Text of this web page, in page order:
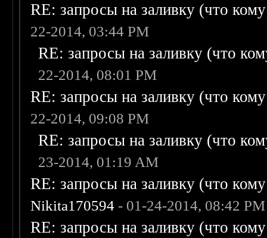
RE: запросы на заливку (что
22-2014, 03:44 PM
RE: запросы на заливку (что
22-2014, 08:01 PM
RE: запросы на заливку (что
22-2014, 09:08 PM
RE: запросы на заливку (что
23-2014, 01:19 AM
RE: запросы на заливку (что
Nikita170594 - 01-24-2014, 08:42 PM
RE: запросы на заливку (что